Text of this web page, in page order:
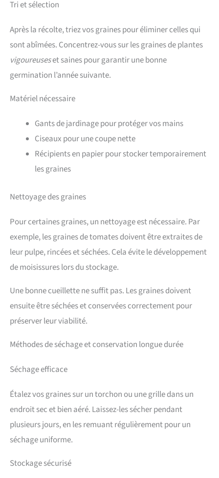
Tri et sélection
Après la récolte, triez vos graines pour éliminer celles qui
sont abîmées. Concentrez-vous sur les graines de plantes
vigoureuseset saines pour garantir une bonne
germination l’année suivante.
Matériel nécessaire
Gants de jardinage pour protéger vos mains
Ciseaux pour une coupe nette
Récipients en papier pour stocker temporairement
les graines
Nettoyage des graines
Pour certaines graines, un nettoyage est nécessaire. Par
exemple, les graines de tomates doivent être extraites de
leur pulpe, rincées et séchées. Cela évite le développement
de moisissures lors du stockage.
Une bonne cueillette ne suffit pas. Les graines doivent
ensuite être séchées et conservées correctement pour
préserver leur viabilité.
Méthodes de séchage et conservation longue durée
Séchage efficace
Étalez vos graines sur un torchon ou une grille dans un
endroit sec et bien aéré. Laissez-les sécher pendant
plusieurs jours, en les remuant régulièrement pour un
séchage uniforme.
Stockage sécurisé